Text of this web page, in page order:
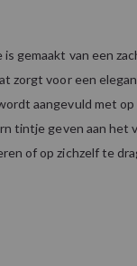
is gemaakt van een
zorgt voor een
aangevuld met
tintje geven aan
of op zichzelf te